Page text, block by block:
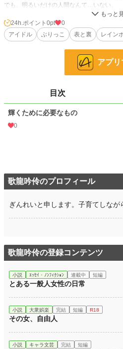
でも、明るいだけの人間なんて…いない。
小説 228,744 位 / 228,744 件
2,183
更新日時 2023.01.27 15:33
月間ポイント 126 pt (60,811 位)
年間ポイント 1,470 pt (74,786 位)
累計ポイント 4,638 pt (128,845 位)
24h.ポイント 0pt
0
アイドル
ぶりっこ 表と裏 レイン
アプ
目次
輝くために必要なもの
0
歌龍吟伶のプロフィール
ぎんれいと申します。子育てしなが
歌龍吟伶の登録コンテンツ
小説 ｴｯｾｲ・ﾉﾝﾌｨｸｼｮﾝ 連載中 短編
とある一般人女性の日常
小説 大衆娯楽 完結 短編 R18
その女、自由人
小説 キャラ文芸 完結 短編